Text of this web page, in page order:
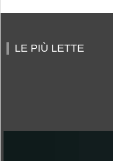
LE PIÙ LETTE